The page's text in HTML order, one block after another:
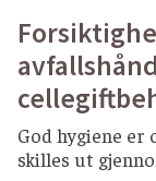
Bytt
råvarer
God hygiene
skilles ut